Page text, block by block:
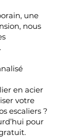
une
nous
en acier
votre
escaliers ?
pour